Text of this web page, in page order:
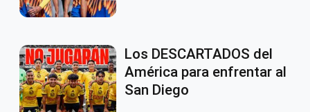
Los DESCARTADOS del
América para enfrentar al
San Diego